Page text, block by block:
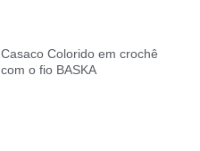
Casaco Colorido em crochê
com o fio BASKA